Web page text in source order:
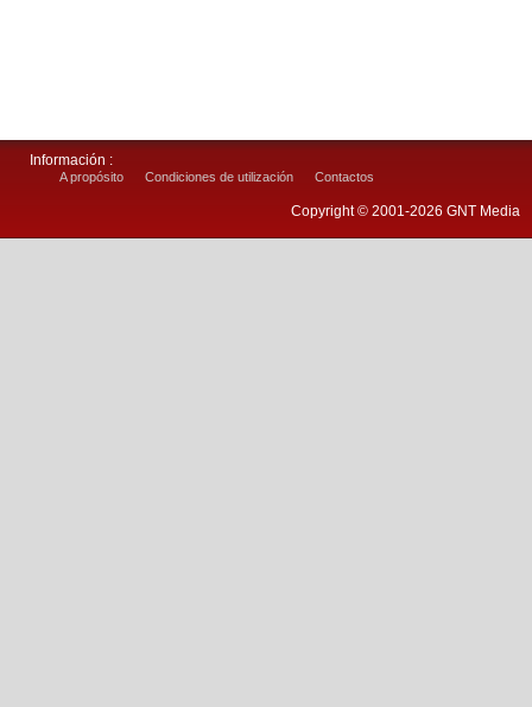
Información :
A propósito Condiciones de utilización Contactos
Copyright © 2001-2026 GNT Media